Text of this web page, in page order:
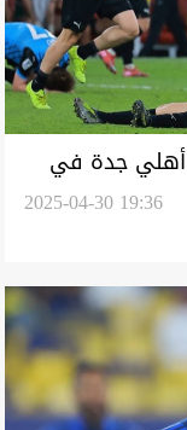
أهلي جدة في
2025-04-30 19:36